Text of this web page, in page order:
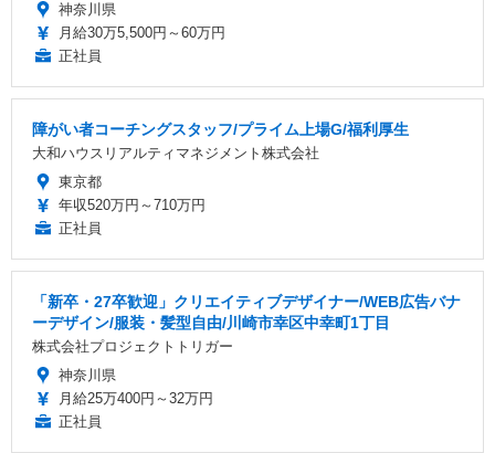
神奈川県
月給30万5,500円～60万円
正社員
障がい者コーチングスタッフ/プライム上場G/福利厚生
大和ハウスリアルティマネジメント株式会社
東京都
年収520万円～710万円
正社員
「新卒・27卒歓迎」クリエイティブデザイナー/WEB広告バナ
ーデザイン/服装・髪型自由/川崎市幸区中幸町1丁目
株式会社プロジェクトトリガー
神奈川県
月給25万400円～32万円
正社員